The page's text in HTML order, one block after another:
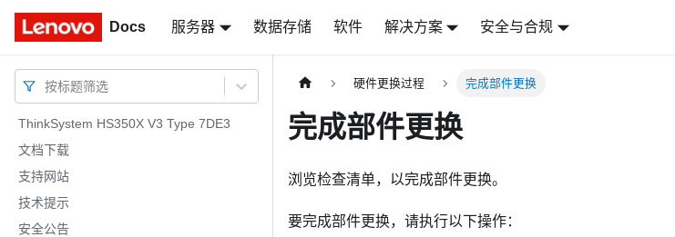
Docs 服务器 数据存储 软件 解决方案 安全与合规
Docs
按标题筛选
ThinkSystem HS350X V3 Type 7DE3
文档下载
支持网站
技术提示
安全公告
硬件更换过程 完成部件更换
完成部件更换
浏览检查清单，以完成部件更换。
要完成部件更换，请执行以下操作：